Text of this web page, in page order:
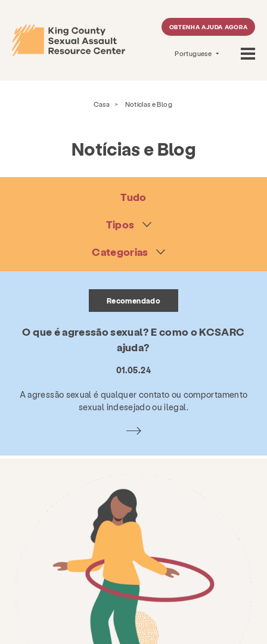
OBTENHA AJUDA AGORA
Portuguese
Casa > Notícias e Blog
Notícias e Blog
Tudo
Tipos
Categorias
Recomendado
O que é agressão sexual? E como o KCSARC
ajuda?
01.05.24
A agressão sexual é qualquer contato ou comportamento
sexual indesejado ou ilegal.